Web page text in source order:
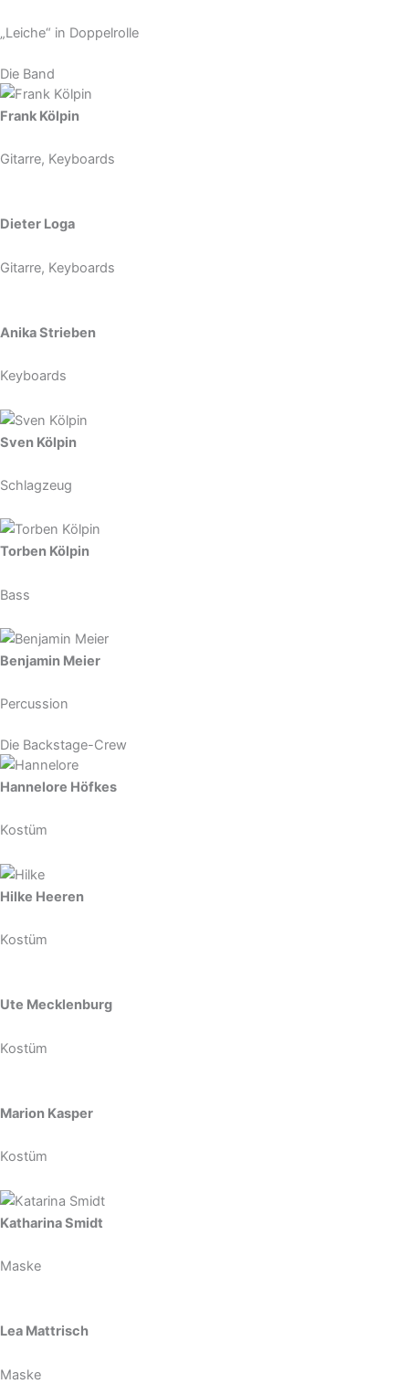
„Leiche“ in Doppelrolle
Die Band
Frank Kölpin
Gitarre, Keyboards
Dieter Loga
Gitarre, Keyboards
Anika Strieben
Keyboards
Sven Kölpin
Schlagzeug
Torben Kölpin
Bass
Benjamin Meier
Percussion
Die Backstage-Crew
Hannelore Höfkes
Kostüm
Hilke Heeren
Kostüm
Ute Mecklenburg
Kostüm
Marion Kasper
Kostüm
Katharina Smidt
Maske
Lea Mattrisch
Maske